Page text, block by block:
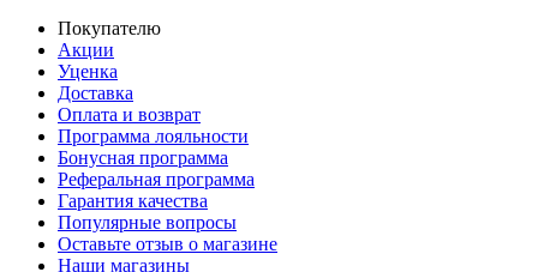
Покупателю
Акции
Уценка
Доставка
Оплата и возврат
Программа лояльности
Бонусная программа
Реферальная программа
Гарантия качества
Популярные вопросы
Оставьте отзыв о магазине
Наши магазины